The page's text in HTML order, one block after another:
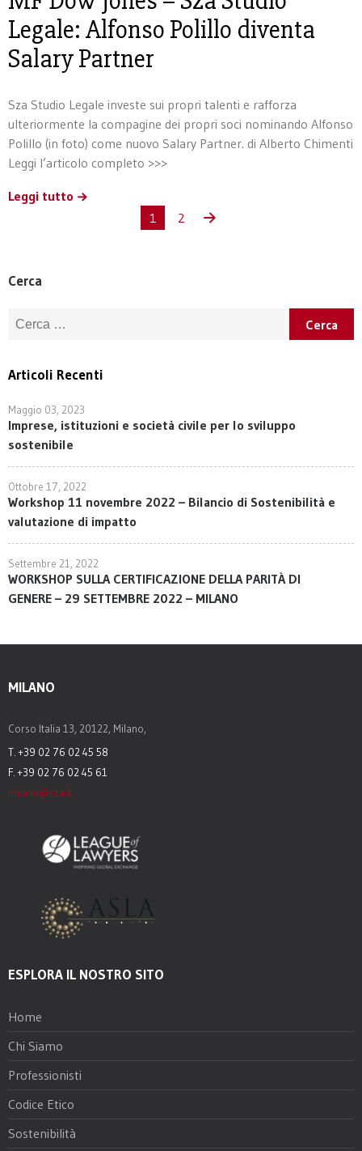
Legale: Alfonso Polillo diventa
Salary Partner
Sza Studio Legale investe sui propri talenti e rafforza
ulteriormente la compagine dei propri soci nominando Alfonso
Polillo (in foto) come nuovo Salary Partner. di Alberto Chimenti
Leggi l’articolo completo >>>
Leggi tutto
1
2
Cerca
Ricerca per:
Articoli Recenti
Maggio 03, 2023
Imprese, istituzioni e società civile per lo sviluppo
sostenibile
Ottobre 17, 2022
Workshop 11 novembre 2022 – Bilancio di Sostenibilità e
valutazione di impatto
Settembre 21, 2022
WORKSHOP SULLA CERTIFICAZIONE DELLA PARITÀ DI
GENERE – 29 SETTEMBRE 2022 – MILANO
MILANO
Corso Italia 13, 20122, Milano,
T. +39 02 76 02 45 58
F. +39 02 76 02 45 61
milano@sza.it
ESPLORA IL NOSTRO SITO
Home
Chi Siamo
Professionisti
Codice Etico
Sostenibilità